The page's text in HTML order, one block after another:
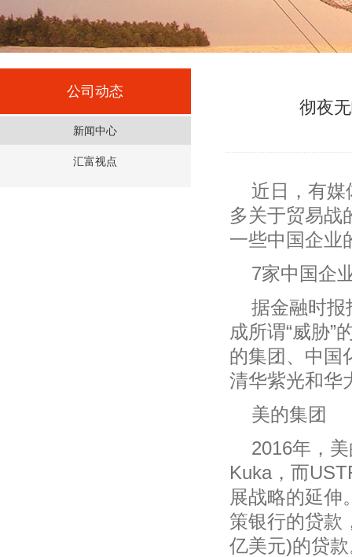
公司动态
新闻中心
汇富视点
彻夜
近日，有媒
多关于贸易战
一些中国企业
7家中国企
据金融时报
成所谓“威胁”
的集团、中国
清华紫光和华
美的集团
2016年，
Kuka，而
展战略的延伸
策银行的贷款
亿美元)的贷